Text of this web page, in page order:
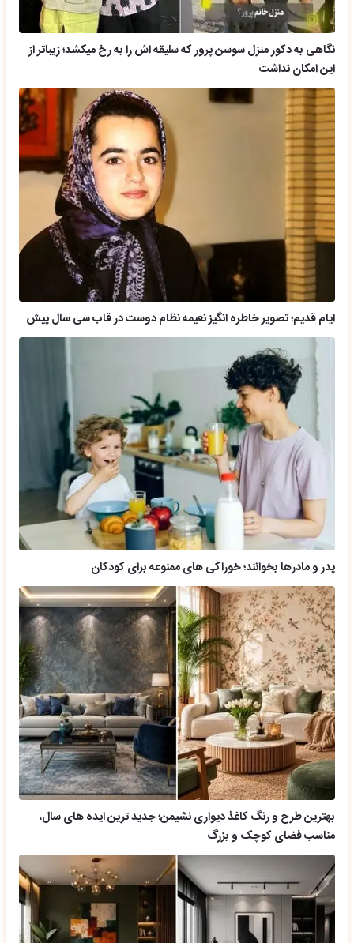
نگاهی به دکور منزل سوسن پرور که سلیقه اش را به رخ میکشد؛ زیباتر از
این امکان نداشت
ایام قدیم؛ تصویر خاطره انگیز نعیمه نظام دوست در قاب سی سال پیش
پدر و مادرها بخوانند؛ خوراکی های ممنوعه برای کودکان
بهترین طرح و رنگ کاغذ دیواری نشیمن؛ جدید ترین ایده های سال،
مناسب فضای کوچک و بزرگ